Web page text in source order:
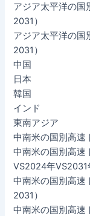
アジア太平洋の
2031）
アジア太平洋の
2031）
中国
日本
韓国
インド
東南アジア
中南米の国別高速
中南米の国別高速
VS2024年VS2031
中南米の国別高
2031）
中南米の国別高速